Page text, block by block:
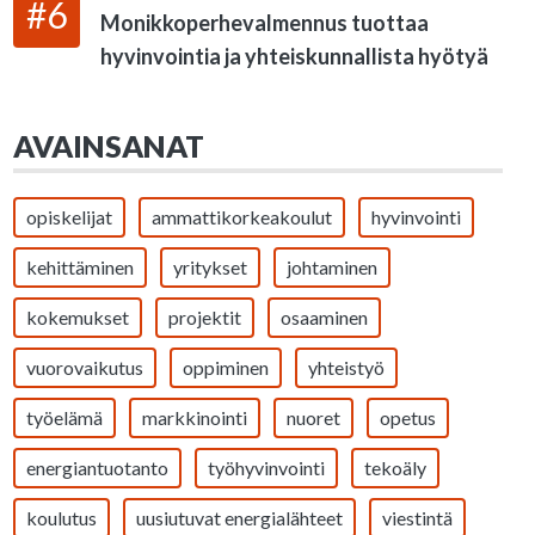
#6
Monikkoperhevalmennus tuottaa
hyvinvointia ja yhteiskunnallista hyötyä
AVAINSANAT
opiskelijat ammattikorkeakoulut hyvinvointi
kehittäminen yritykset johtaminen
kokemukset projektit osaaminen
vuorovaikutus oppiminen yhteistyö
työelämä markkinointi nuoret opetus
energiantuotanto työhyvinvointi tekoäly
koulutus uusiutuvat energialähteet viestintä